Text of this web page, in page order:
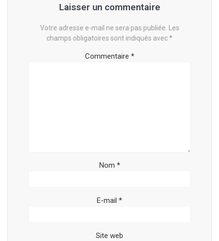
Laisser un commentaire
Votre adresse e-mail ne sera pas publiée. Les
champs obligatoires sont indiqués avec*
Commentaire *
Nom *
E-mail *
Site web